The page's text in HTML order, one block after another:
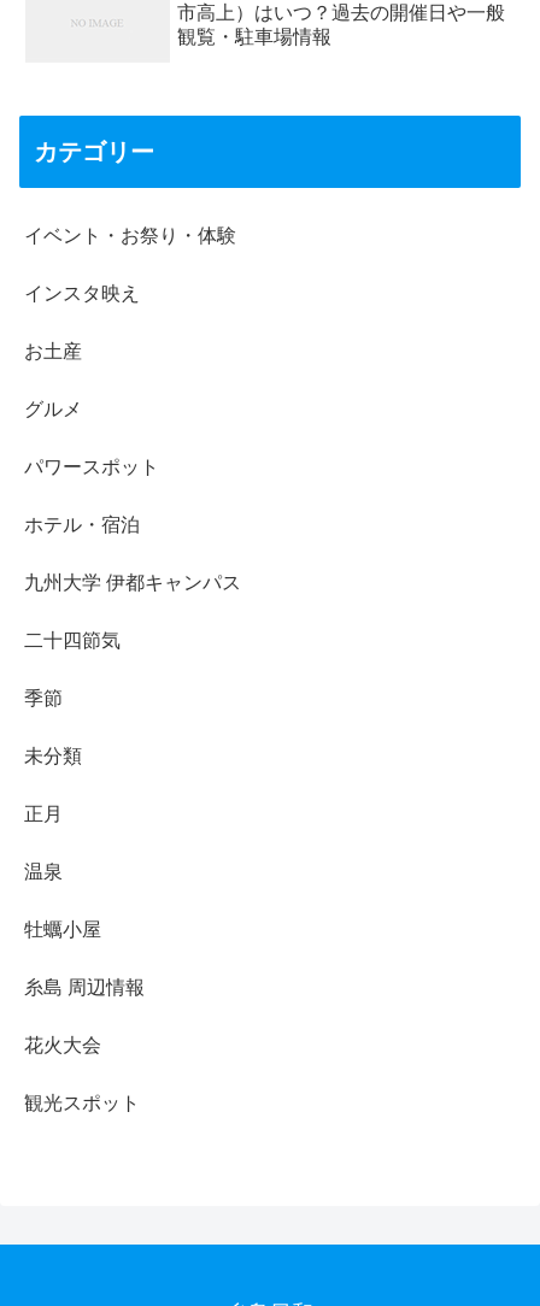
市高上）はいつ？過去の開催日や一般
観覧・駐車場情報
カテゴリー
イベント・お祭り・体験
インスタ映え
お土産
グルメ
パワースポット
ホテル・宿泊
九州大学 伊都キャンパス
二十四節気
季節
未分類
正月
温泉
牡蠣小屋
糸島 周辺情報
花火大会
観光スポット